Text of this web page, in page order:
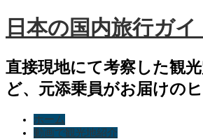
日本の国内旅行ガイ
直接現地にて考察した観
ど、元添乗員がお届けの
ホーム
動画で観光地紹介